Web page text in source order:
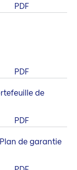
PDF
PDF
de
PDF
de garantie